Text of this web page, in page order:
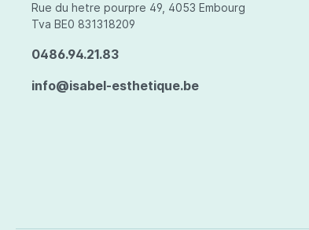
Rue du hetre pourpre 49, 4053 Embourg
Tva BE0 831318209
0486.94.21.83
info@isabel-esthetique.be